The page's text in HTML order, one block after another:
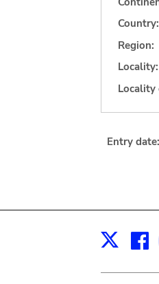
Country:
Region:
Locality:
Locality
Entry date:
X